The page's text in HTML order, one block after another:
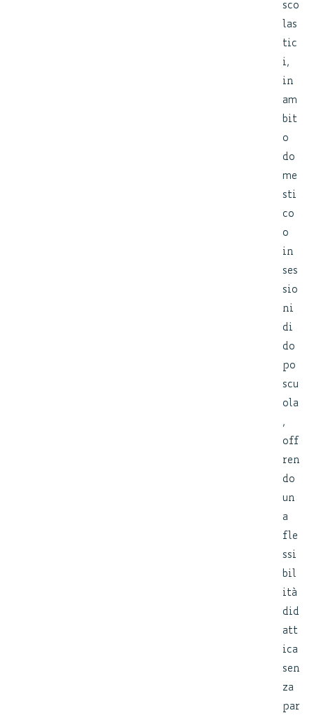
sco
las
tic
i,
in
am
bit
o
do
me
sti
co
o
in
ses
sio
ni
di
do
po
scu
ola
,
off
ren
do
un
a
fle
ssi
bil
ità
did
att
ica
sen
za
par